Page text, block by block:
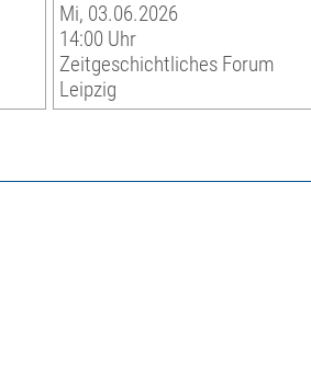
Mi, 03.06.2026
14:00 Uhr
Zeitgeschichtliches Forum
Leipzig